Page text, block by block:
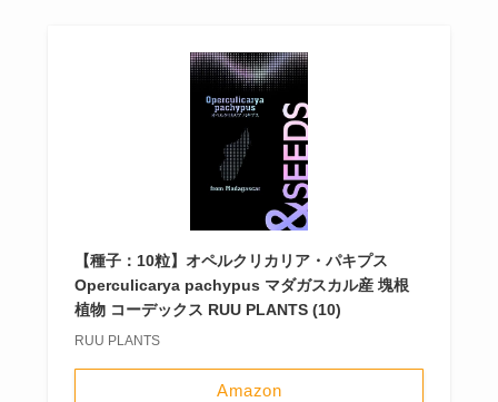
【種子：10粒】オペルクリカリア・パキプス
Operculicarya pachypus マダガスカル産 塊根
植物 コーデックス RUU PLANTS (10)
RUU PLANTS
Amazon